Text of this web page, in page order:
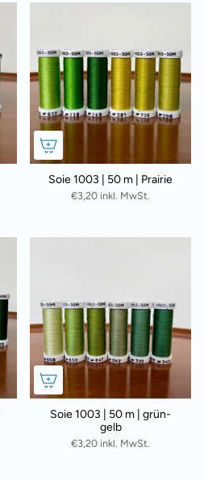
Soie 1003 | 50 m | Prairie
€3,20 inkl. MwSt.
Soie 1003 | 50 m | grün-
gelb
€3,20 inkl. MwSt.